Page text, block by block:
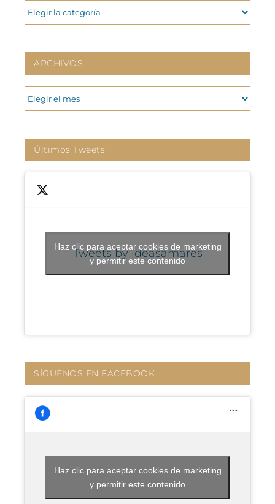
CATEGORIAS
ARCHIVOS
ARCHIVOS
Últimos Tweets
Tweets by ideasamares
Haz clic para aceptar cookies de marketing
y permitir este contenido
SÍGUENOS EN FACEBOOK
Haz clic para aceptar cookies de marketing
y permitir este contenido